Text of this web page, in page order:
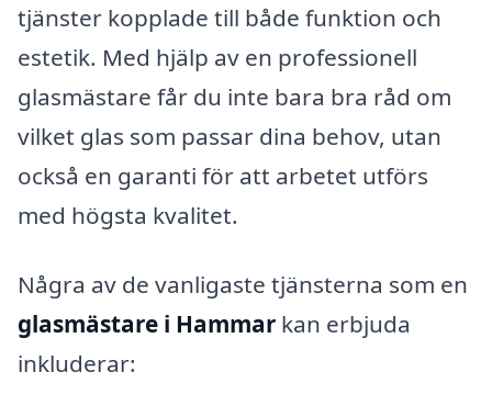
tjänster kopplade till både funktion och
estetik. Med hjälp av en professionell
glasmästare får du inte bara bra råd om
vilket glas som passar dina behov, utan
också en garanti för att arbetet utförs
med högsta kvalitet.
Några av de vanligaste tjänsterna som en
glasmästare i Hammar kan erbjuda
inkluderar: